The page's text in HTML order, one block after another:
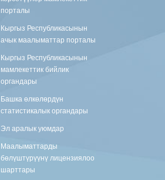
порталы
Кыргыз Республикасынын
ачык маалыматтар порталы
Кыргыз Республикасынын
мамлекеттик бийлик
органдары
Башка өлкөлөрдүн
статистикалык органдары
Эл аралык уюмдар
Маалыматтарды
бөлүштүрүүнү лицензиялоо
шарттары